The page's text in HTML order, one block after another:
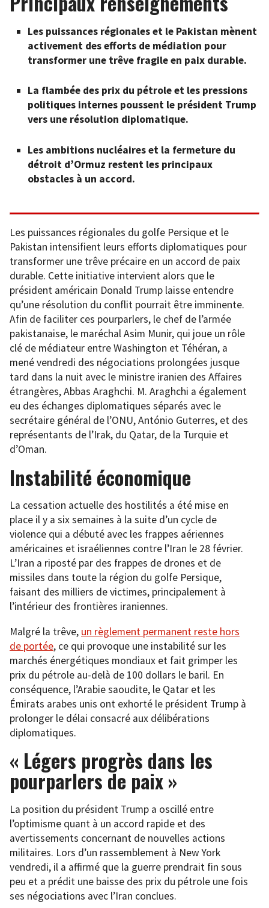
Les puissances régionales et le Pakistan mènent
activement des efforts de médiation pour
transformer une trêve fragile en paix durable.
La flambée des prix du pétrole et les pressions
politiques internes poussent le président Trump
vers une résolution diplomatique.
Les ambitions nucléaires et la fermeture du
détroit d’Ormuz restent les principaux
obstacles à un accord.
Les puissances régionales du golfe Persique et le
Pakistan intensifient leurs efforts diplomatiques pour
transformer une trêve précaire en un accord de paix
durable. Cette initiative intervient alors que le
président américain Donald Trump laisse entendre
qu’une résolution du conflit pourrait être imminente.
Afin de faciliter ces pourparlers, le chef de l’armée
pakistanaise, le maréchal Asim Munir, qui joue un rôle
clé de médiateur entre Washington et Téhéran, a
mené vendredi des négociations prolongées jusque
tard dans la nuit avec le ministre iranien des Affaires
étrangères, Abbas Araghchi. M. Araghchi a également
eu des échanges diplomatiques séparés avec le
secrétaire général de l’ONU, António Guterres, et des
représentants de l’Irak, du Qatar, de la Turquie et
d’Oman.
Instabilité économique
La cessation actuelle des hostilités a été mise en
place il y a six semaines à la suite d’un cycle de
violence qui a débuté avec les frappes aériennes
américaines et israéliennes contre l’Iran le 28 février.
L’Iran a riposté par des frappes de drones et de
missiles dans toute la région du golfe Persique,
faisant des milliers de victimes, principalement à
l’intérieur des frontières iraniennes.
Malgré la trêve, un règlement permanent reste hors
de portée, ce qui provoque une instabilité sur les
marchés énergétiques mondiaux et fait grimper les
prix du pétrole au-delà de 100 dollars le baril. En
conséquence, l’Arabie saoudite, le Qatar et les
Émirats arabes unis ont exhorté le président Trump à
prolonger le délai consacré aux délibérations
diplomatiques.
« Légers progrès dans les
pourparlers de paix »
La position du président Trump a oscillé entre
l’optimisme quant à un accord rapide et des
avertissements concernant de nouvelles actions
militaires. Lors d’un rassemblement à New York
vendredi, il a affirmé que la guerre prendrait fin sous
peu et a prédit une baisse des prix du pétrole une fois
ses négociations avec l’Iran conclues.